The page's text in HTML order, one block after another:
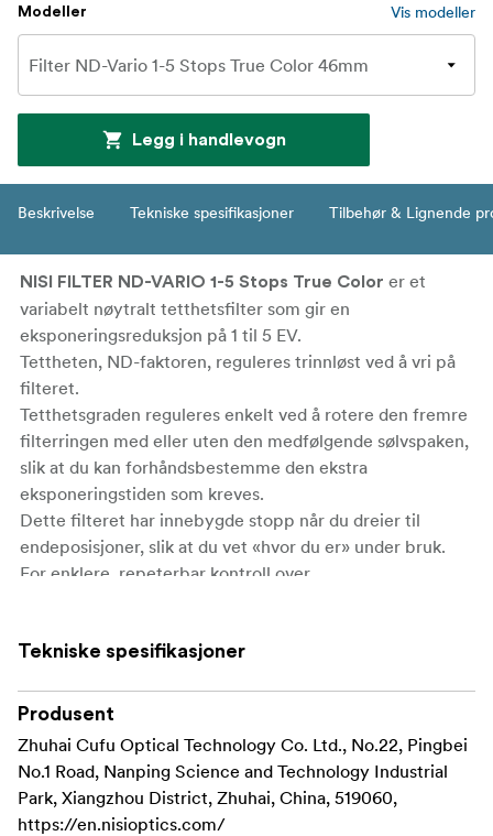
Modeller Vis modeller
Legg i handlevogn
Beskrivelse Tekniske spesifikasjoner Tilbehør & Lignende
NISI FILTER ND-VARIO 1-5 Stops True Color er et
variabelt nøytralt tetthetsfilter som gir en
eksponeringsreduksjon på 1 til 5 EV.
Tettheten, ND-faktoren, reguleres trinnløst ved å vri på
filteret.
Tetthetsgraden reguleres enkelt ved å rotere den fremre
filterringen med eller uten den medfølgende sølvspaken,
slik at du kan forhåndsbestemme den ekstra
eksponeringstiden som kreves.
Dette filteret har innebygde stopp når du dreier til
endeposisjoner, slik at du vet «hvor du er» under bruk.
For enklere, repeterbar kontroll over
stoppverdiene. Ringen har sølvfargede rifler på siden for
de som bruker dette filteret med film- eller
blenderåpning og dette filteret mulighet for finjustering
av dybdeskarpheten samtidig som den angitte
bildefrekvensen beholdes.
Tekniske spesifikasjoner
Produsent
Zhuhai Cufu Optical Technology Co. Ltd., No.22, Pingbei
No.1 Road, Nanping Science and Technology Industrial
Park, Xiangzhou District, Zhuhai, China, 519060,
https://en.nisioptics.com/